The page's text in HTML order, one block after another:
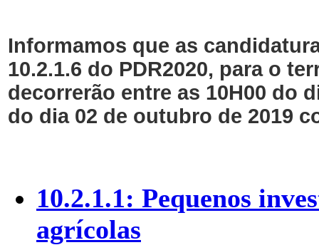
Informamos que as
10.2.1.6 do PDR2020, para o
decorrerão entre as 10H00 do
do dia 02 de outubro de 2019
10.2.1.1: Pequenos
agrícolas